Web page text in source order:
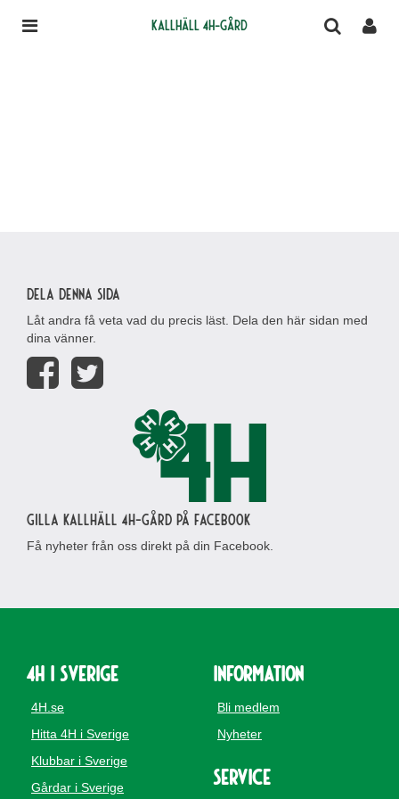
Kallhäll 4H-gård
Dela denna sida
Låt andra få veta vad du precis läst. Dela den här sidan med
dina vänner.
Gilla Kallhäll 4H-gård på Facebook
Få nyheter från oss direkt på din Facebook.
4H i Sverige
4H.se
Hitta 4H i Sverige
Klubbar i Sverige
Gårdar i Sverige
Information
Bli medlem
Nyheter
Service